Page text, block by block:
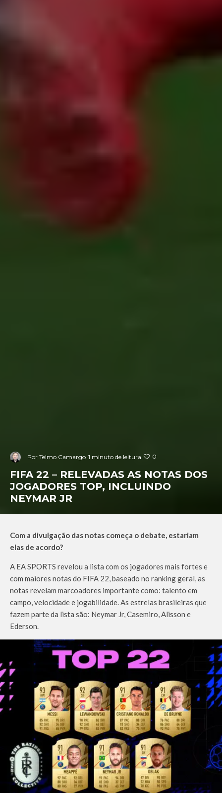
Por Telmo Camargo 1 minuto de leitura 0
FIFA 22 – RELEVADAS AS NOTAS DOS
JOGADORES TOP, INCLUINDO
NEYMAR JR
Com a divulgação das notas começa o debate, estariam
elas de acordo?
A EA SPORTS revelou a lista com os jogadores mais fortes e
com maiores notas do FIFA 22, baseado no ranking geral, as
notas revelam marcoadores importante como: talento em
campo, velocidade e jogabilidade. As estrelas brasileiras que
fazem parte da lista são: Neymar Jr, Casemiro, Alisson e
Ederson.